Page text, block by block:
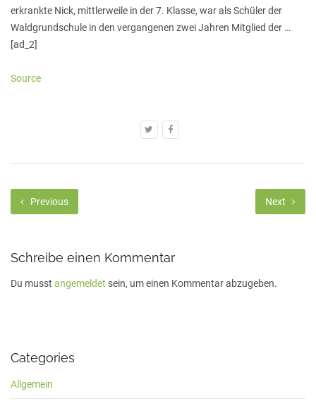
erkrankte Nick, mittlerweile in der 7. Klasse, war als Schüler der
Waldgrundschule in den vergangenen zwei Jahren Mitglied der …
[ad_2]
Source
Previous Next
Schreibe einen Kommentar
Du musst angemeldet sein, um einen Kommentar abzugeben.
Categories
Allgemein